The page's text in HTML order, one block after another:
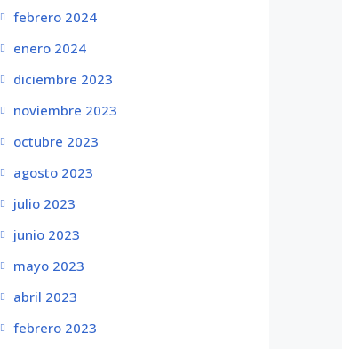
febrero 2024
enero 2024
diciembre 2023
noviembre 2023
octubre 2023
agosto 2023
julio 2023
junio 2023
mayo 2023
abril 2023
febrero 2023